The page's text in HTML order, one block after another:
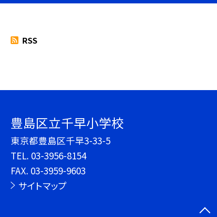
RSS
豊島区立千早小学校
東京都豊島区千早3-33-5
TEL. 03-3956-8154
FAX. 03-3959-9603
サイトマップ